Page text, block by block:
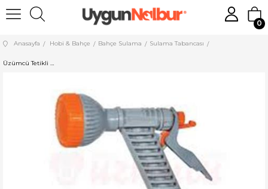
0
Anasayfa Hobi & Bahçe Bahçe Sulama Sulama Tabancası
Üzümcü Tetikli Su Tabancası 1/2 Lüks Rekorlu 177